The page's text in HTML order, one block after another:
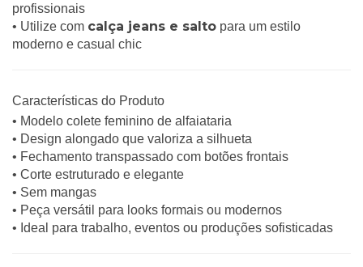
profissionais
• Utilize com calça jeans e salto para um estilo
moderno e casual chic
Características do Produto
• Modelo colete feminino de alfaiataria
• Design alongado que valoriza a silhueta
• Fechamento transpassado com botões frontais
• Corte estruturado e elegante
• Sem mangas
• Peça versátil para looks formais ou modernos
• Ideal para trabalho, eventos ou produções sofisticadas